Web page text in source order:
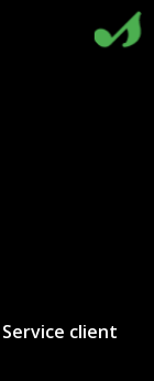
Service client